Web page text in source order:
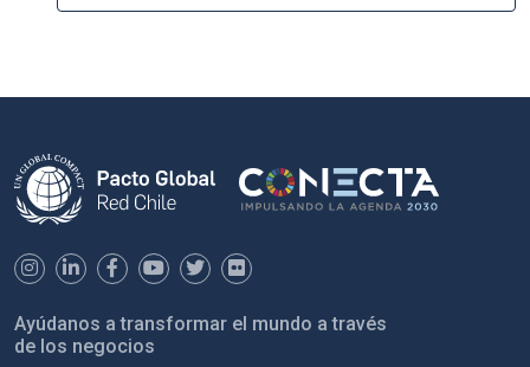
Ayúdanos a transformar el mundo a través
de los negocios